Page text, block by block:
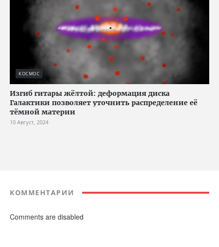
КОСМОС
Изгиб гитары жёлтой: деформация диска
Галактики позволяет уточнить распределение её
тёмной материи
10 Август, 2024
КОММЕНТАРИИ
Comments are disabled